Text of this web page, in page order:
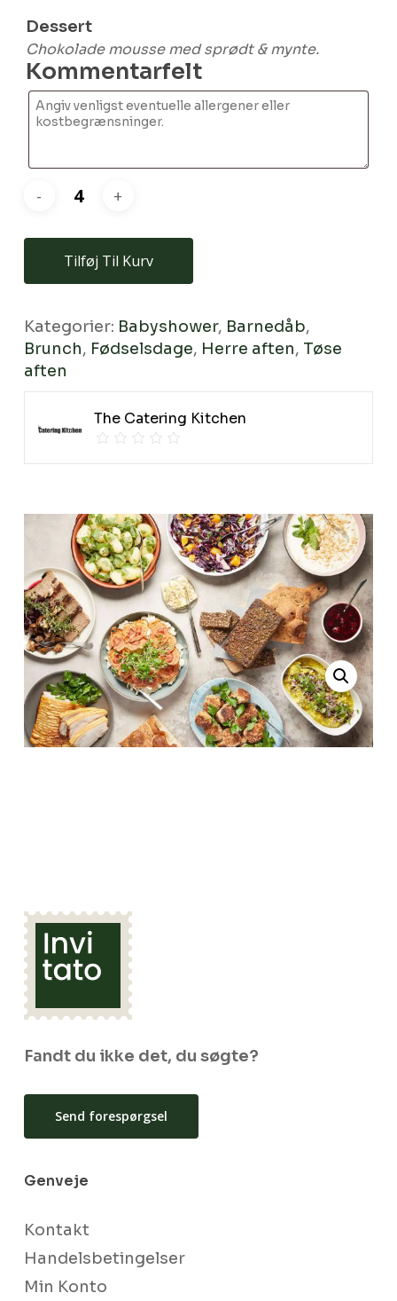
Go To Shop
Dessert
Chokolade mousse med sprødt & mynte.
Kommentarfelt
Tilføj Til Kurv
Kategorier: Babyshower, Barnedåb,
Brunch, Fødselsdage, Herre aften, Tøse
aften
The Catering Kitchen
Fandt du ikke det, du søgte?
Send forespørgsel
Genveje
Kontakt
Handelsbetingelser
Min Konto